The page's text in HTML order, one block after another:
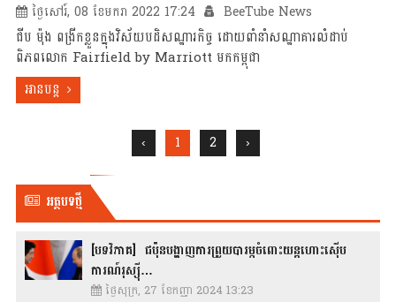
ថ្ងៃសៅរ៍, 08 ខែមករា 2022 17:24 BeeTube News
ជីប ម៉ុង ពង្រីកខ្លួនក្នុងវិស័យបដិសណ្ឋារកិច្ច ដោយពាំនាំសណ្ឋាគារលំដាប់
ពិភពលោក Fairfield by Marriott មកកម្ពុជា
អានបន្ត
‹ 1 2 ›
អត្ថបទថ្មី
[បទវិភាគ] ជប៉ុនបង្ហាញការព្រួយបារម្ភចំពោះយន្តហោះស៊ើប
ការណ៍រុស្ស៊ី…
ថ្ងៃសុក្រ, 27 ខែកញ្ញា 2024 13:23